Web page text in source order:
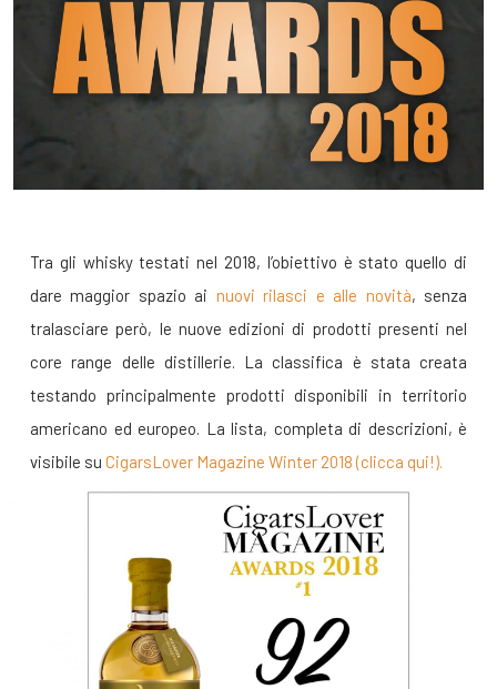
Tra gli whisky testati nel 2018, l’obiettivo è stato quello di
dare maggior spazio ai nuovi rilasci e alle novità, senza
tralasciare però, le nuove edizioni di prodotti presenti nel
core range delle distillerie. La classifica è stata creata
testando principalmente prodotti disponibili in territorio
americano ed europeo. La lista, completa di descrizioni, è
visibile su CigarsLover Magazine Winter 2018 (clicca qui!).